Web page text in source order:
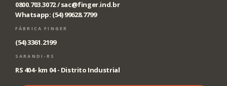
0800.703.3072 /sac@finger.ind.br
Whatsapp: (54) 99628.7799
FÁBRICA FINGER
(54) 3361.2199
SARANDI-RS
RS 404- km 04 - Distrito Industrial